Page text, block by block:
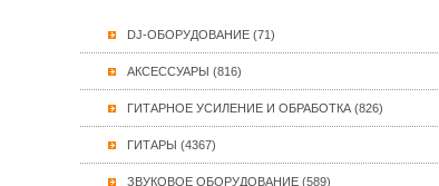
DJ-ОБОРУДОВАНИЕ (71)
АКСЕССУАРЫ (816)
ГИТАРНОЕ УСИЛЕНИЕ И ОБРАБОТКА (826)
ГИТАРЫ (4367)
ЗВУКОВОЕ ОБОРУДОВАНИЕ (589)